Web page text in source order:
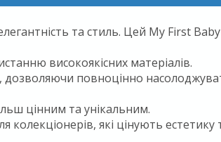
та стиль. Цей My First
високоякісних матеріалів.
дозволяючи повноцінно
цінним та унікальним.
які цінують естетику